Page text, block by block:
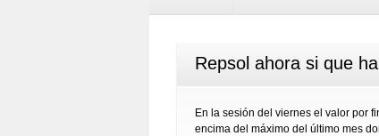
Repsol ahora si que
En la sesión del viernes el valor por
encima del máximo del último mes